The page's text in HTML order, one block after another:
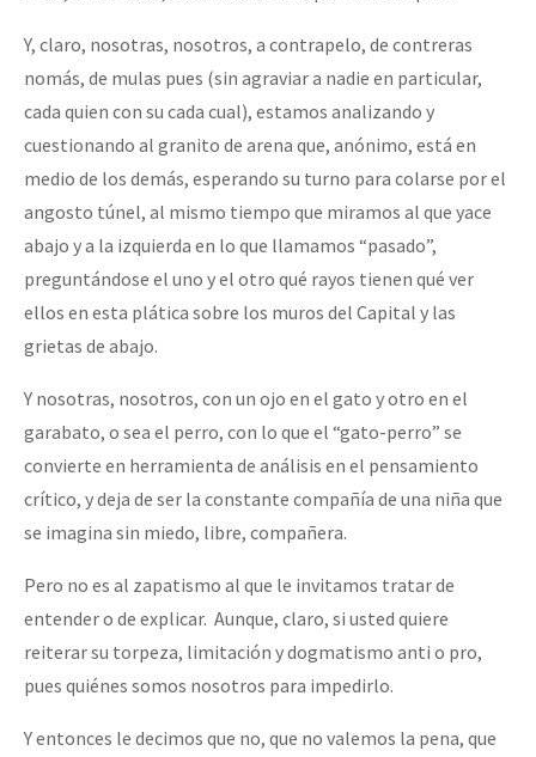
Y, claro, nosotras, nosotros, a contrapelo, de contreras
nomás, de mulas pues (sin agraviar a nadie en particular,
cada quien con su cada cual), estamos analizando y
cuestionando al granito de arena que, anónimo, está en
medio de los demás, esperando su turno para colarse por el
angosto túnel, al mismo tiempo que miramos al que yace
abajo y a la izquierda en lo que llamamos “pasado”,
preguntándose el uno y el otro qué rayos tienen qué ver
ellos en esta plática sobre los muros del Capital y las
grietas de abajo.
Y nosotras, nosotros, con un ojo en el gato y otro en el
garabato, o sea el perro, con lo que el “gato-perro” se
convierte en herramienta de análisis en el pensamiento
crítico, y deja de ser la constante compañía de una niña que
se imagina sin miedo, libre, compañera.
Pero no es al zapatismo al que le invitamos tratar de
entender o de explicar. Aunque, claro, si usted quiere
reiterar su torpeza, limitación y dogmatismo anti o pro,
pues quiénes somos nosotros para impedirlo.
Y entonces le decimos que no, que no valemos la pena, que